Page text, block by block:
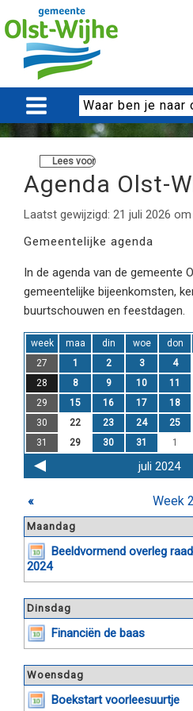
Lees voor
Agenda Olst-
Laatst gewijzigd: 21 juli 2026
Gemeentelijke agenda
In de agenda van de gemeente
gemeentelijke bijeenkomsten,
buurtschouwen en feestdagen.
week maa din woe don
27
1 2 3 4
28
8 9 10 11
29
15 16 17 18
30
22 23 24 25
31
29 30 31 1
juli 2024
« Week
Maandag
Beeldvormend overleg
2024
Dinsdag
Financiën de baas
Woensdag
Boekstart voorleesuurtje